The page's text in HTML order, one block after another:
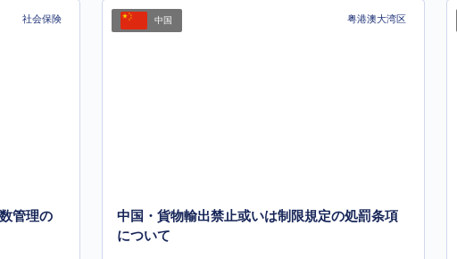
社会保険
管理の
中国 粤港澳大湾区
中国・貨物輸出禁止或いは制限規定の処罰条項
について